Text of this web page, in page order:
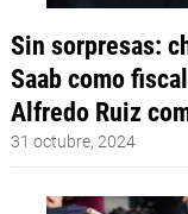
Sin sorpresas:
Saab como
Alfredo Ruiz
31 octubre, 2024